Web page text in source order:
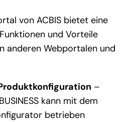
von ACBIS bietet eine
und Vorteile
anderen Webportalen und
–
kann mit dem
betrieben